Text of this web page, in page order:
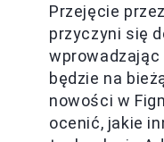
Przejęcie
przyczyni się
wprowadzając
będzie na
nowości w
ocenić, jakie